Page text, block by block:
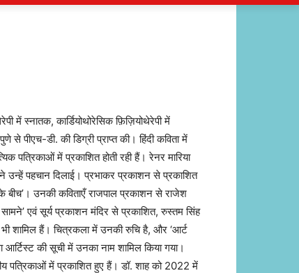
में स्नातक, कार्डियोथोरेसिक फ़िज़ियोथेरेपी में
से पीएच-डी. की डिग्री प्राप्त की। हिंदी कविता में
पत्रिकाओं में प्रकाशित होती रही हैं। रेनर मारिया
उन्हें पहचान दिलाई। प्रभाकर प्रकाशन से प्रकाशित
उनकी कविताएँ राजपाल प्रकाशन से राजेश
एवं सूर्य प्रकाशन मंदिर से प्रकाशित, रुस्तम सिंह
शामिल हैं। चित्रकला में उनकी रुचि है, और ‘आर्ट
आर्टिस्ट की सूची में उनका नाम शामिल किया गया।
पत्रिकाओं में प्रकाशित हुए हैं। डॉ. शाह को 2022 में